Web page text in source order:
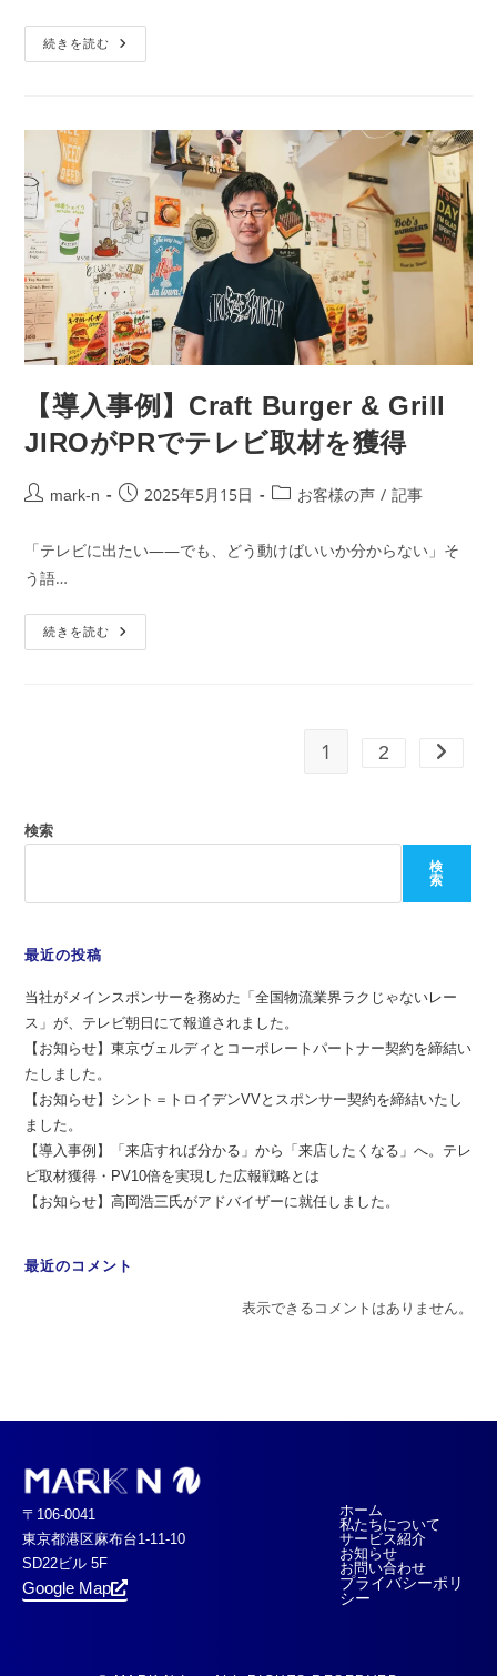
続きを読む
【導入事例】Craft Burger & Grill
JIROがPRでテレビ取材を獲得
mark-n 2025年5月15日 お客様の声 / 記事
「テレビに出たい——でも、どう動けばいいか分からない」そ
う語…
続きを読む
1 2
検索
検
索
最近の投稿
当社がメインスポンサーを務めた「全国物流業界ラクじゃないレー
ス」が、テレビ朝日にて報道されました。
【お知らせ】東京ヴェルディとコーポレートパートナー契約を締結い
たしました。
【お知らせ】シント＝トロイデンVVとスポンサー契約を締結いたし
ました。
【導入事例】「来店すれば分かる」から「来店したくなる」へ。テレ
ビ取材獲得・PV10倍を実現した広報戦略とは
【お知らせ】高岡浩三氏がアドバイザーに就任しました。
最近のコメント
表示できるコメントはありません。
〒106-0041
東京都港区麻布台1-11-10
SD22ビル 5F
Google Map
ホーム
私たちについて
サービス紹介
お知らせ
お問い合わせ
プライバシーポリ
シー